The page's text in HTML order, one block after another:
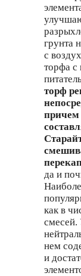
грунта
с
торфа с
торф
причем
да и
как в
смесей.
нем
и